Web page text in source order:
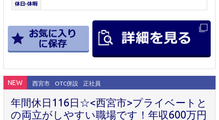
NEW 西宮市 OTC併設 正社員
年間休日116日☆<西宮市>プライベートと
の両立がしやすい職場です！年収600万円